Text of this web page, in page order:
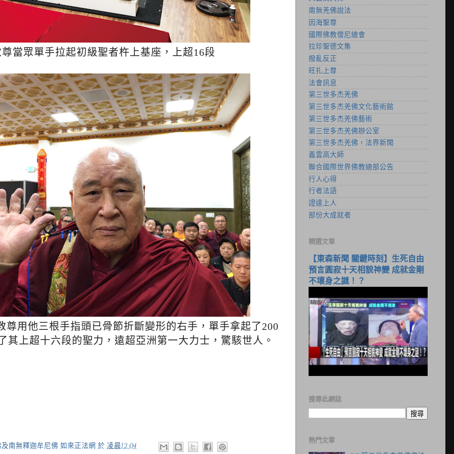
當眾單手拉起初級聖者杵上基座，上超16段
尊用他三根手指頭已骨節折斷變形的右手，單手拿起了200
其上超十六段的聖力，遠超亞洲第一大力士，驚駭世人。
南無釋迦牟尼佛 如來正法網 於 凌晨12:04
南無羌佛說法
因海聖尊
國際佛教僧尼總會
拉珍聖德文集
撥亂反正
旺扎上尊
法會訊息
第三世多杰羌佛
第三世多杰羌佛文化藝術館
第三世多杰羌佛藝術
第三世多杰羌佛辦公室
第三世多杰羌佛，法界新聞
義雲高大師
聯合國際世界佛教總部公告
行人心得
行者法語
證達上人
部份大成就者
精選文章
【東森新聞 關鍵時刻】生死自由
預言圓寂十天相貌神變 成就金剛
不壞身之謎！？
搜尋此網誌
熱門文章